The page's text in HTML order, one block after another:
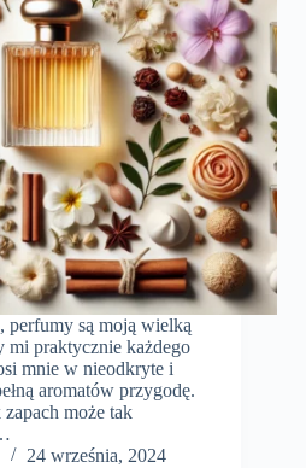
perfumy są moją wielką
mi praktycznie każdego
mnie w nieodkryte i
aromatów przygodę.
może tak
24 września, 2024